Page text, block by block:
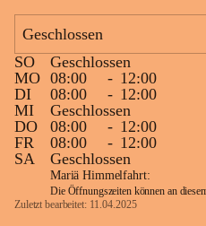
Geschlossen
SO
Geschlossen
MO 08:00 - 12:00
DI
08:00 - 12:00
MI
Geschlossen
DO
08:00 - 12:00
FR
08:00 - 12:00
SA
Geschlossen
Mariä Himmelfahrt:
Die Öffnungszeiten können an
Zuletzt bearbeitet: 11.04.2025